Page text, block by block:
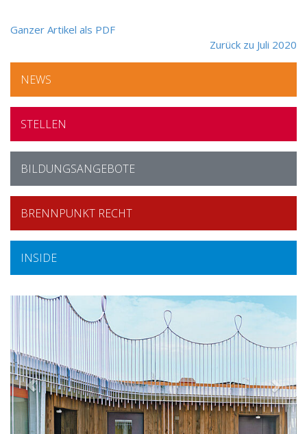
Ganzer Artikel als PDF
Zurück zu Juli 2020
NEWS
STELLEN
BILDUNGSANGEBOTE
BRENNPUNKT RECHT
INSIDE